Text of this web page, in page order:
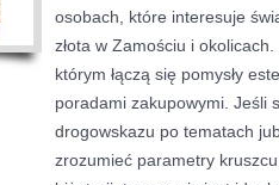
osobach, które interesuje
złota w Zamościu i
którym łączą się pomysły
poradami zakupowymi. Jeśli
drogowskazu po tematach
zrozumieć parametry